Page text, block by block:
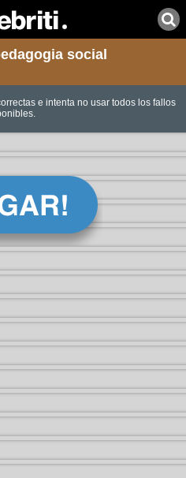
social
e intenta no usar todos los fallos